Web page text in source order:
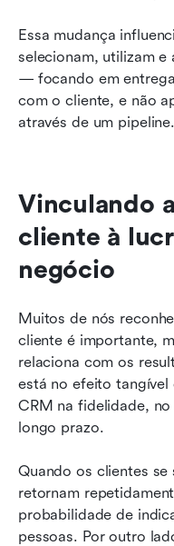
Essa mudança
selecionam, utilizam
— focando em
com o cliente, e não
através de um pipeline.
Vinculando
cliente à
negócio
Muitos de nós
cliente é importante,
relaciona com os
está no efeito
CRM na fidelidade,
longo prazo.
Quando os clientes se
retornam
probabilidade de
pessoas. Por outro